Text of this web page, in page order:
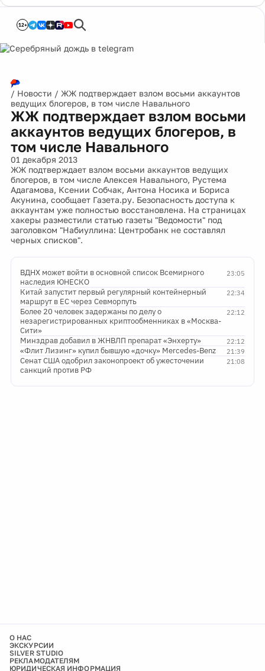
12+
/ Новости / ЖЖ подтверждает взлом восьми аккаунтов
ведущих блогеров, в том числе Навального
ЖЖ подтверждает взлом восьми
аккаунтов ведущих блогеров, в
том числе Навального
01 декабря 2013
ЖЖ подтверждает взлом восьми аккаунтов ведущих
блогеров, в том числе Алексея Навального, Рустема
Адагамова, Ксении Собчак, Антона Носика и Бориса
Акунина, сообщает Газета.ру. Безопасность доступа к
аккаунтам уже полностью восстановлена. На страницах
хакеры разместили статью газеты "Ведомости" под
заголовком "Набиуллина: Центробанк не составлял
черных списков".
23:05
ВДНХ может войти в основной список Всемирного
наследия ЮНЕСКО
22:34
Китай запустит первый регулярный контейнерный
маршрут в ЕС через Севморпуть
22:12
Более 20 человек задержаны по делу о
незарегистрированных криптообменниках в «Москва-
Сити»
22:12
Минздрав добавил в ЖНВЛП препарат «Энхерту»
21:39
«Флит Лизинг» купил бывшую «дочку» Mercedes-Benz
21:08
Сенат США одобрил законопроект об ужесточении
санкций против РФ
О НАС
ЭКСКУРСИИ
SILVER STUDIO
РЕКЛАМОДАТЕЛЯМ
ЮРИДИЧЕСКАЯ ИНФОРМАЦИЯ